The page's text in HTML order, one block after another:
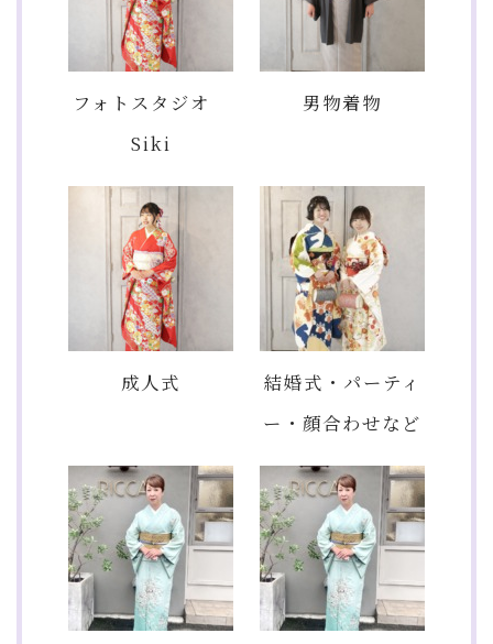
フォトスタジオ
Siki
男物着物
成人式
結婚式・パーティ
ー・顔合わせなど